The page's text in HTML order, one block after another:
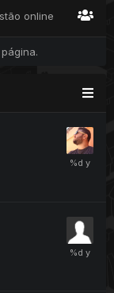
online